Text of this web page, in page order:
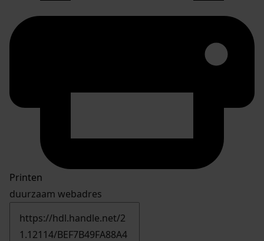
Printen
duurzaam webadres